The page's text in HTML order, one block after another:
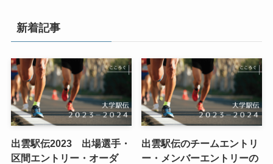
新着記事
出雲駅伝2023 出場選手・
区間エントリー・オーダ
出雲駅伝のチームエントリ
ー・メンバーエントリーの